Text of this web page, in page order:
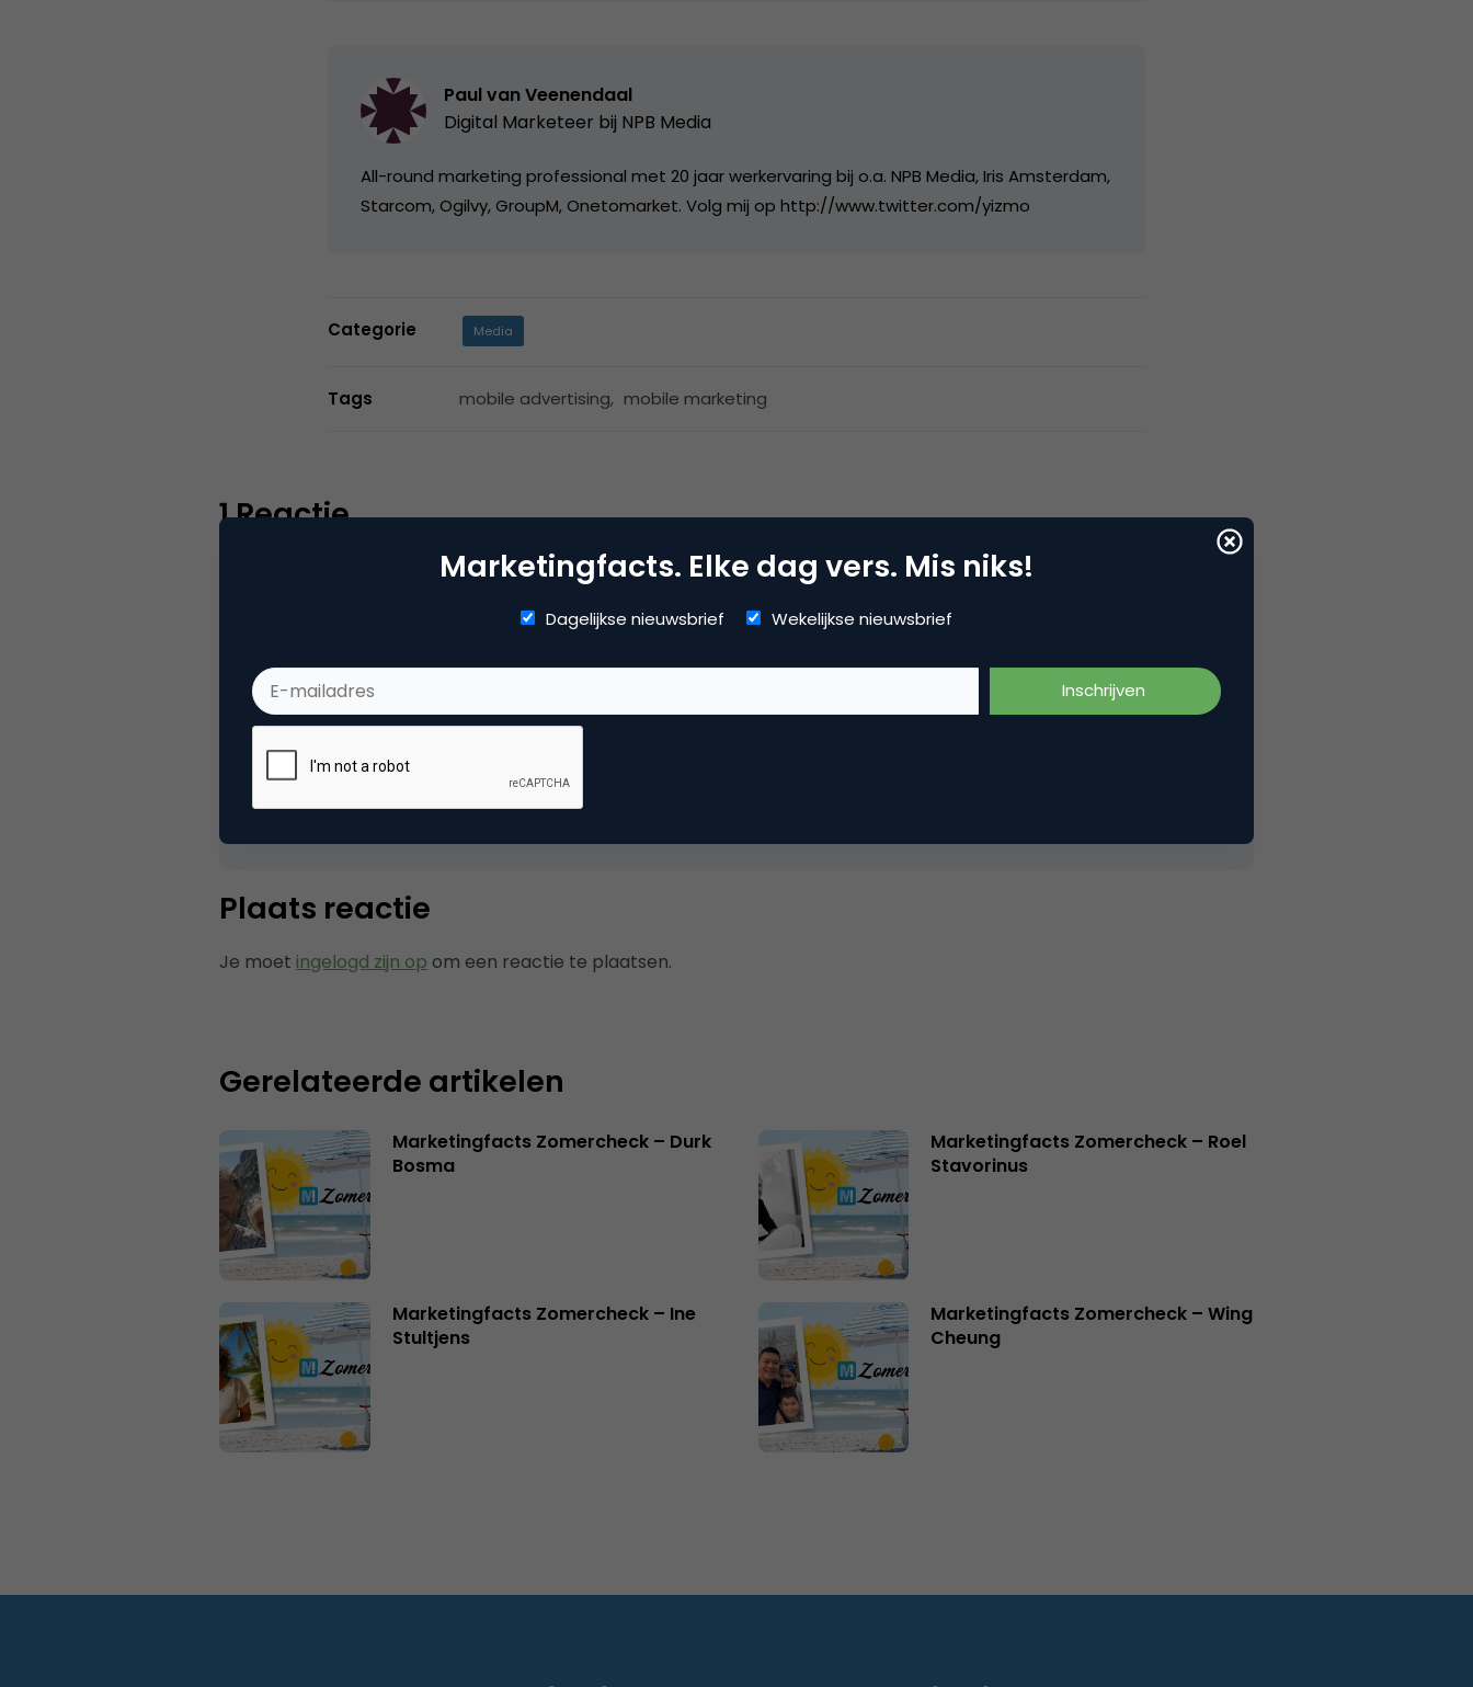
Paul van Veenendaal
Digital Marketeer bij NPB Media
All-round marketing professional met 20 jaar werkervaring bij o.a. NPB Media, Iris Amsterdam,
Starcom, Ogilvy, GroupM, Onetomarket. Volg mij op http://www.twitter.com/yizmo
Categorie Media
Tags mobile advertising, mobile marketing
1 Reactie
pak, saya ada sedikit masalah, misalnya saya punya tabel yang berisi kode_barang dan nar_abamang, bagaimana
jika saya memasukkan kode_barang dalam combo box, maka nama_barang akan muncul secara otomatis dalam
textbox yang sudah disiapkan? saya menggunakan VB2010 dan SQL Server 2008. mohon bantuannya
Plaats reactie
Je moet ingelogd zijn op om een reactie te plaatsen.
Gerelateerde artikelen
Marketingfacts Zomercheck – Durk
Bosma
Marketingfacts Zomercheck – Roel
Stavorinus
Marketingfacts Zomercheck – Ine
Stultjens
Marketingfacts Zomercheck – Wing
Cheung
Marketingfacts. Elke dag vers. Mis niks!
Dagelijkse nieuwsbrief Wekelijkse nieuwsbrief